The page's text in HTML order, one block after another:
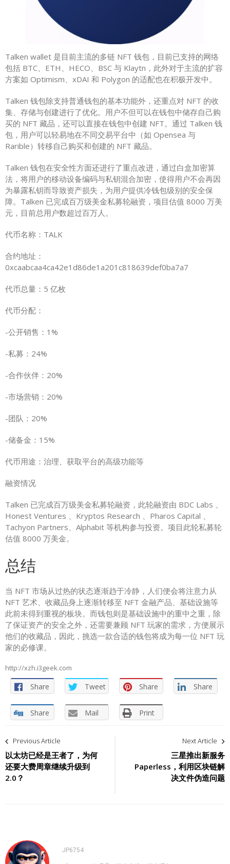
Talken wallet 是目前主流的多链 NFT 钱包，目前已支持的网络
包括 BTC、ETH、HECO、BSC 与 Klaytn，此外对于主流的扩容
方案如 Optimism、xDAI 和 Polygon 的适配也在积极开发中。
Talken 钱包除支持普通钱包的基本功能外，还重点对 NFT 的收
集、存储与创建进行了优化。用户不但可以在钱包中储存自己购
买的 NFT 藏品，还可以直接在钱包中创建 NFT。通过 Talken 钱
包，用户可以轻易地在不同交易平台中（如 Opensea 与
Rarible）转移自己购买和创建的 NFT 藏品。
Talken 钱包在安全性方面还进行了重点改进，通过白盒加密算
法，将用户的移动设备编码与私钥混合加密，使得用户不会再因
为暴露私钥而导致资产损失，为用户提供冷钱包级别的安全保
障。Talken 已完成百万级美金私募轮融资，项目估值 8000 万美
元，目前总用户数超过百万人。
代币名称：TALK
合约地址：
0xcaabcaa4ca42e1d86de1a201c818639def0ba7a7
代币总量：5 亿枚
代币分配：
-公开销售：1%
-私募：24%
-合作伙伴：20%
-市场营销：20%
-团队：20%
-储备金：15%
代币用途：治理、获取平台的高级功能等
融资情况
Talken 已完成百万级美金私募轮融资，此轮融资由 BDC Labs 、
Honest Ventures 、Kryptos Research 、Pharos Capital 、
Tachyon Partners、Alphabit 等机构参与投资。项目此轮私募轮
估值 8000 万美金。
总结
当 NFT 市场从过热的状态逐渐趋于冷静，人们便会将注意力从
NFT 艺术、收藏品身上逐渐转移至 NFT 金融产品、基础设施等
此前未得到重视的板块。而钱包则是基础设施中的重中之重，除
了保证资产的安全之外，还需要兼顾 NFT 玩家的需求，方便展示
他们的收藏品，因此，挑选一款合适的钱包将成为每一位 NFT 玩
家的必修课。
http://xzh.i3geek.com
Share Tweet Share Share
Share Mail Print
文
章
导
Previous Article
以太坊已经是王者了，为何
还要大费周章继续升级到
2.0？
Next Article
三星推出新服务
Paperless，利用区块链解
决文件伪造问题
JP6754